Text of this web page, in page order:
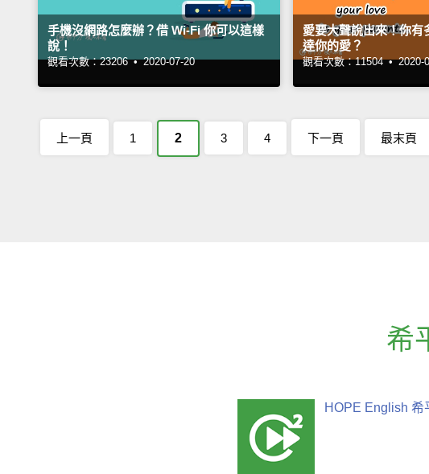
手機沒網路怎麼辦？借 Wi-Fi 你可以這樣
說！
觀看次數：23206 • 2020-07-20
愛要大聲說出來！你有
達你的愛？
觀看次數：11504 • 2020-
上一頁 1 2 3 4 下一頁 最末頁
希
HOPE English 希